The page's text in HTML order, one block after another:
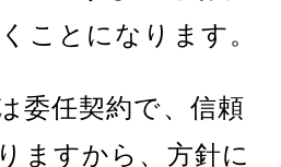
ことになります。
委任契約で、信頼
ますから、方針に